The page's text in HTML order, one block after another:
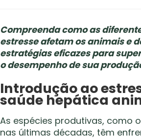
Compreenda como as
estresse afetam os animais e
estratégias eficazes para
o desempenho de sua
Introdução ao
saúde hepática
As espécies produtivas, como
nas últimas décadas, têm